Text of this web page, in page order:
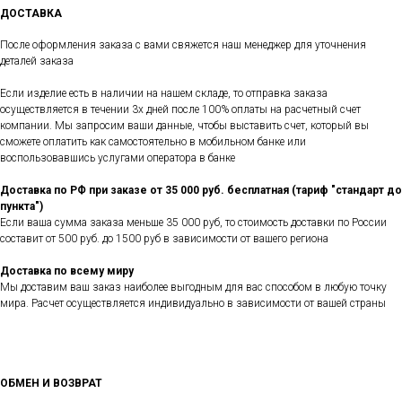
ДОСТАВКА
После оформления заказа с вами свяжется наш менеджер для уточнения
деталей заказа
Если изделие есть в наличии на нашем складе, то отправка заказа
осуществляется в течении 3х дней после 100% оплаты на расчетный счет
компании. Мы запросим ваши данные, чтобы выставить счет, который вы
сможете оплатить как самостоятельно в мобильном банке или
воспользовавшись услугами оператора в банке
Доставка по РФ при заказе от 35 000 руб. бесплатная (тариф "стандарт до
пункта")
Если ваша сумма заказа меньше 35 000 руб, то стоимость доставки по России
составит от 500 руб. до 1500 руб в зависимости от вашего региона
Доставка по всему миру
Мы доставим ваш заказ наиболее выгодным для вас способом в любую точку
мира. Расчет осуществляется индивидуально в зависимости от вашей страны
ОБМЕН И ВОЗВРАТ